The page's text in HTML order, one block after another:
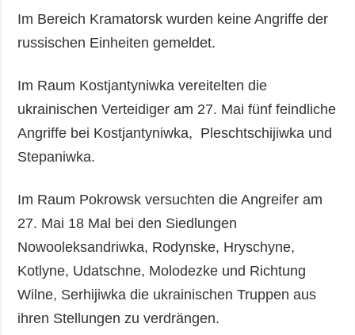
Im Bereich Kramatorsk wurden keine Angriffe der
russischen Einheiten gemeldet.
Im Raum Kostjantyniwka vereitelten die
ukrainischen Verteidiger am 27. Mai fünf feindliche
Angriffe bei Kostjantyniwka, Pleschtschijiwka und
Stepaniwka.
Im Raum Pokrowsk versuchten die Angreifer am
27. Mai 18 Mal bei den Siedlungen
Nowooleksandriwka, Rodynske, Hryschyne,
Kotlyne, Udatschne, Molodezke und Richtung
Wilne, Serhijiwka die ukrainischen Truppen aus
ihren Stellungen zu verdrängen.